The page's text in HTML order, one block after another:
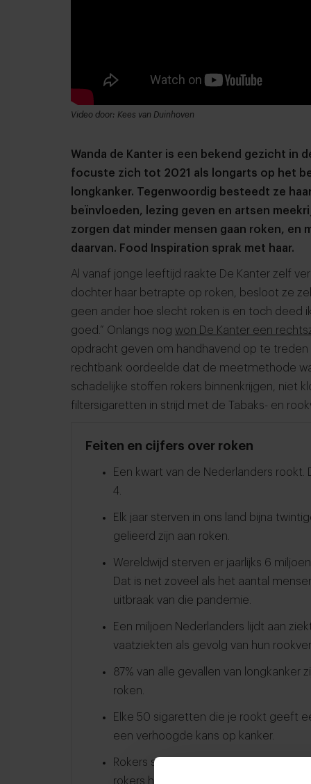
Video door: Kees van Duinhoven
Wanda de Kanter is een bekend gezicht in
focuste zich tot 2021 als longarts op het
longkanker. Tegenwoordig besteedt ze
beïnvloeden, lezing geven en artsen
zorgen dat minder mensen gaan roken, en
daarvan. Food Inspiration sprak met haar.
Al vanaf jonge leeftijd raakte De Kanter zelf
dochter haar betrapte op roken, besloot ze
geen ander hoe slecht roken is en toch deed
goed.” Onlangs nog won De Kanter een
opdracht geven om handhavend op te
rechtbank oordeelde dat de meetmethode
schadelijke stoffen rokers binnenkrijgen, niet
filtersigaretten in strijd met de Tabaks- en
Feiten en cijfers over roken
Een kwart van de Nederlanders rookt.
4.
Elk jaar sterven in ons land bijna
gelieerd zijn aan roken.
Wereldwijd sterven er jaarlijks 6
Dat is net zoveel als het aantal
uitbraak van die pandemie.
Een miljoen Nederlanders lijdt aan
vaatziekten als gevolg van hun
87% van alle gevallen van longkanker
roken.
Elke 50 sigaretten die je rookt geeft
een verhoogde kans op kanker.
Rokers sterven gemiddeld 10 jaar
rokers haalt z’n pensioen niet.